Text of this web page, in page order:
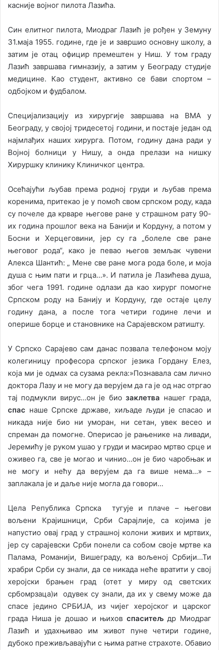
касније војног пилота Лазића.
Син елитног пилота, Миодраг Лазић је рођен у Земуну
31.маја 1955. године, где је и завршио основну школу, а
затим је отац официр премештен у Ниш. У том граду
Лазић завршава гимназију, а затим у Београду студије
медицине. Као студент, активно се бави спортом –
одбојком и фудбалом.
Специјализацију из хирургије завршава на ВМА у
Београду, у својој тридесетој години, и постаје један од
најмлађих наших хирурга. Потом, годину дана ради у
Војној болници у Нишу, а онда прелази на нишку
Хируршку клинику Клиничког центра.
Осећајући љубав према родној груди и љубав према
коренима, притекао је у помоћ свом српском роду, када
су почеле да крваре његове ране у страшном рату 90-
их година прошлог века на Банији и Кордуну, а потом у
Босни и Херцеговини, јер су га „болеле све ране
његовог рода“, како је певао његов земљак чувени
Алекса Шантић: „ Мене све ране мога рода боле, и моја
душа с њим пати и грца…». И патила је Лазићева душа,
због чега 1991. године одлази да као хирург помогне
Српском роду на Банију и Кордуну, где остаје целу
годину дана, а после тога четири године лечи и
оперише борце и становнике на Сарајевском ратишту.
У Српско Сарајево сам данас позвала телефоном моју
колегиницу професора српског језика Гордану Елез,
која ми је одмах са сузама рекла:»Познавала сам лично
доктора Лазу и не могу да верујем да га је од нас отргао
тај подмукли вирус…он је биозаклетва нашег града,
спас наше Српске државе, хиљаде људи је спасао и
никада није био ни уморан, ни сетан, увек весео и
спреман да помогне. Оперисао је рањенике на ливади,
Јеремићу је руком ушао у груди и масирао мртво срце и
оживео га, све је могао и чинио…он је био чаробњак и
не могу и нећу да верујем да га више нема…» –
заплакала је и даље није могла да говори…
Цела Република Српска тугује и плаче – његови
вољени Крајишници, Срби Сарајлије, са којима је
напустио овај град у страшној колони живих и мртвих,
јер су сарајевски Срби понели са собом своје мртве ка
Палама, Романији, Вишеграду, ка вољеној Србији…Ти
храбри Срби су знали, да се никада неће вратити у свој
херојски брањен град (отет у миру од светских
србомрзаца)и одувек су знали, да их у свему може да
спасе једино СРБИЈА, из чијег херојског и царског
града Ниша је дошао и њихов спаситељдр Миодраг
Лазић и удахњивао им живот пуне четири године,
дубоко преживљавајући с њима ратне страхоте. Обавио